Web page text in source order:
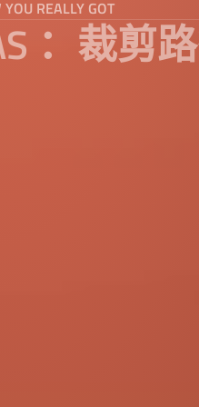
REALLY GOT
：裁剪